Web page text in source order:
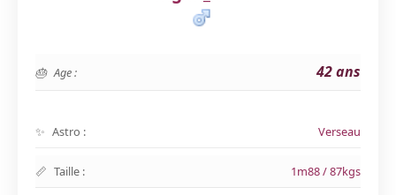
Age : 42 ans
Astro : Verseau
Taille : 1m88 / 87kgs